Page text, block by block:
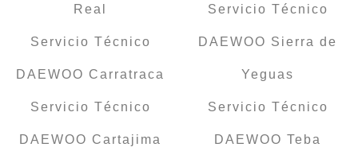
Real
Servicio Técnico
DAEWOO Carratraca
Servicio Técnico
DAEWOO Cartajima
Servicio Técnico
DAEWOO Sierra de
Yeguas
Servicio Técnico
DAEWOO Teba